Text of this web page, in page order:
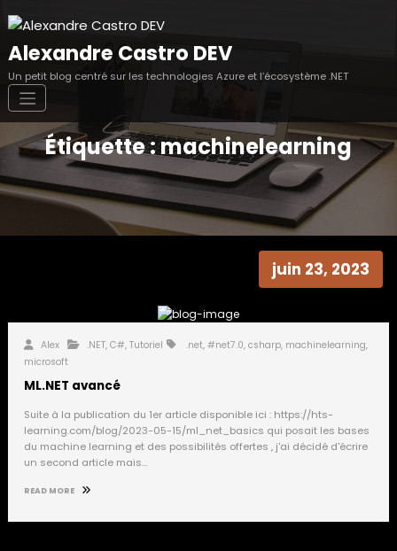
au
Alexandre Castro DEV
Un petit blog centré sur les technologies Azure et l’écosystème .NET
Étiquette : machinelearning
juin 23, 2023
Alex .NET, C#, Tutoriel .net, #net7.0, csharp, machinelearning,
microsoft
ML.NET avancé
Suite à la publication du 1er article disponible ici : https://hts-
learning.com/blog/2023-05-15/ml_net_basics qui posait les bases
du machine learning et des possibilités offertes , j'ai décidé d'écrire
un second article mais…
READ MORE